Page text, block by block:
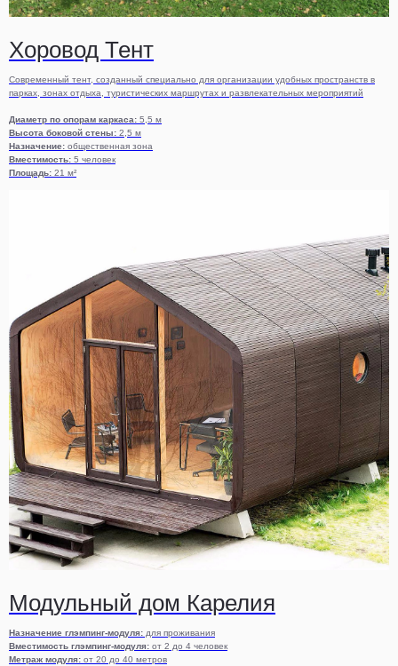
Хоровод Тент
Современный тент, созданный специально для организации удобных пространств в
парках, зонах отдыха, туристических маршрутах и развлекательных мероприятий
Диаметр по опорам каркаса: 5,5 м
Высота боковой стены: 2,5 м
Назначение: общественная зона
Вместимость: 5 человек
Площадь: 21 м²
Модульный дом Карелия
Назначение глэмпинг-модуля: для проживания
Вместимость глэмпинг-модуля: от 2 до 4 человек
Метраж модуля: от 20 до 40 метров